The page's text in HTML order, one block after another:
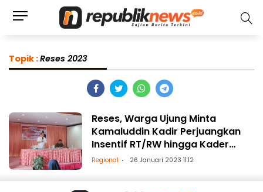
Topik :Reses 2023
Reses, Warga Ujung Minta
Kamaluddin Kadir Perjuangkan
Insentif RT/RW hingga Kader
Posyandu
Regional 26 Januari 2023 11:12